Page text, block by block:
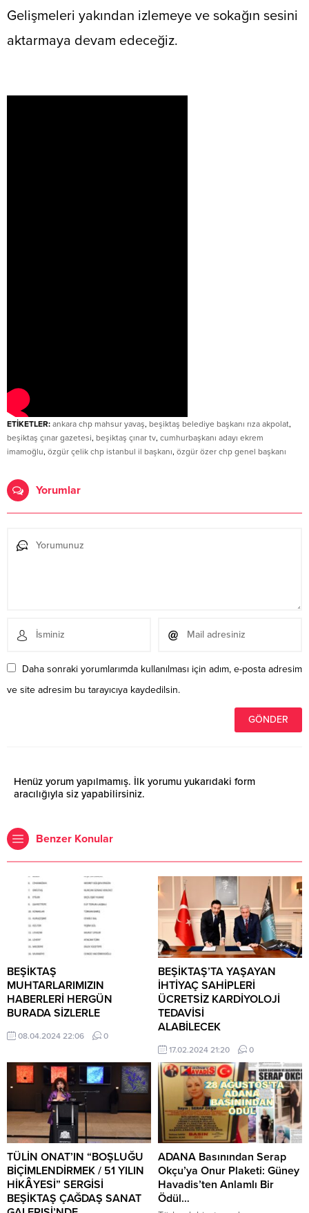
Gelişmeleri yakından izlemeye ve sokağın sesini
aktarmaya devam edeceğiz.
ETİKETLER: ankara chp mahsur yavaş, beşiktaş belediye başkanı rıza akpolat,
beşiktaş çınar gazetesi, beşiktaş çınar tv, cumhurbaşkanı adayı ekrem
imamoğlu, özgür çelik chp istanbul il başkanı, özgür özer chp genel başkanı
Yorumlar
Daha sonraki yorumlarımda kullanılması için adım, e-posta adresim
ve site adresim bu tarayıcıya kaydedilsin.
Henüz yorum yapılmamış. İlk yorumu yukarıdaki form
aracılığıyla siz yapabilirsiniz.
Benzer Konular
BEŞİKTAŞ
MUHTARLARIMIZIN
HABERLERİ HERGÜN
BURADA SİZLERLE
08.04.2024 22:06 0
BEŞİKTAŞ’TA YAŞAYAN
İHTİYAÇ SAHİPLERİ
ÜCRETSİZ KARDİYOLOJİ
TEDAVİSİ
ALABİLECEK
Beşiktaş Belediyesi, ilçede
yaşayan ve kalp sağlığı hizmeti
almak isteyen ihtiyaç sahibi
komşuları içinTürk Kalp Vakfı ile
bir protokol imzaladı. Beşiktaş’ta
yaşayan ihtiyaç sahipleri yapılan
protokolçerçevesinde Türk Kalp
Vakfı’ndan ücretsiz kardiyoloji
tedavisi alabilecek. Protokol,
Beşiktaş BelediyeBaşkanı Rıza
Akpolat ve Türk Kalp Vakfı
Başkanı Kenan Güven’in
imzalarıyla yürürlüğe
17.02.2024 21:20 0
TÜLİN ONAT’IN “BOŞLUĞU
BİÇİMLENDİRMEK / 51 YILIN
HİKÂYESİ” SERGİSİ
BEŞİKTAŞ ÇAĞDAŞ SANAT
ADANA Basınından Serap
Okçu’ya Onur Plaketi: Güney
Havadis’ten Anlamlı Bir
Ödül…